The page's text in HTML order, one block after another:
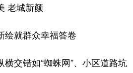
库 全球连线
图片 政务
老城新颜
就群众幸福答卷
交错如“蜘蛛网”、小区道路坑